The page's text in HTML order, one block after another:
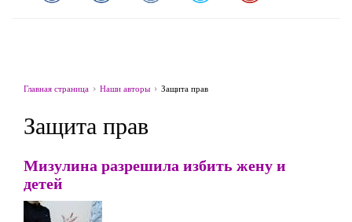
Главная страница Наши авторы Защита прав
Защита прав
Мизулина разрешила избить жену и
детей